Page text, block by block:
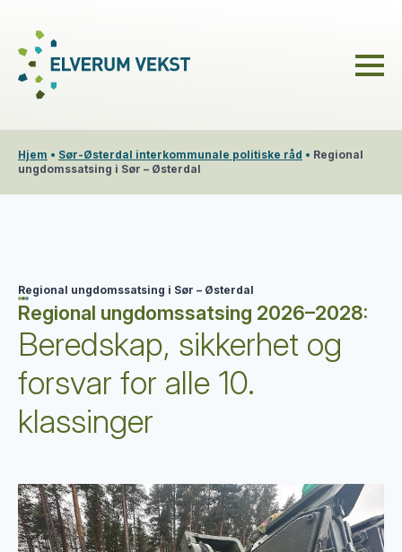
Hjem • Sør-Østerdal interkommunale politiske råd • Regional
ungdomssatsing i Sør – Østerdal
Regional ungdomssatsing i Sør – Østerdal
Regional ungdomssatsing 2026–2028:
Beredskap, sikkerhet og
forsvar for alle 10.
klassinger